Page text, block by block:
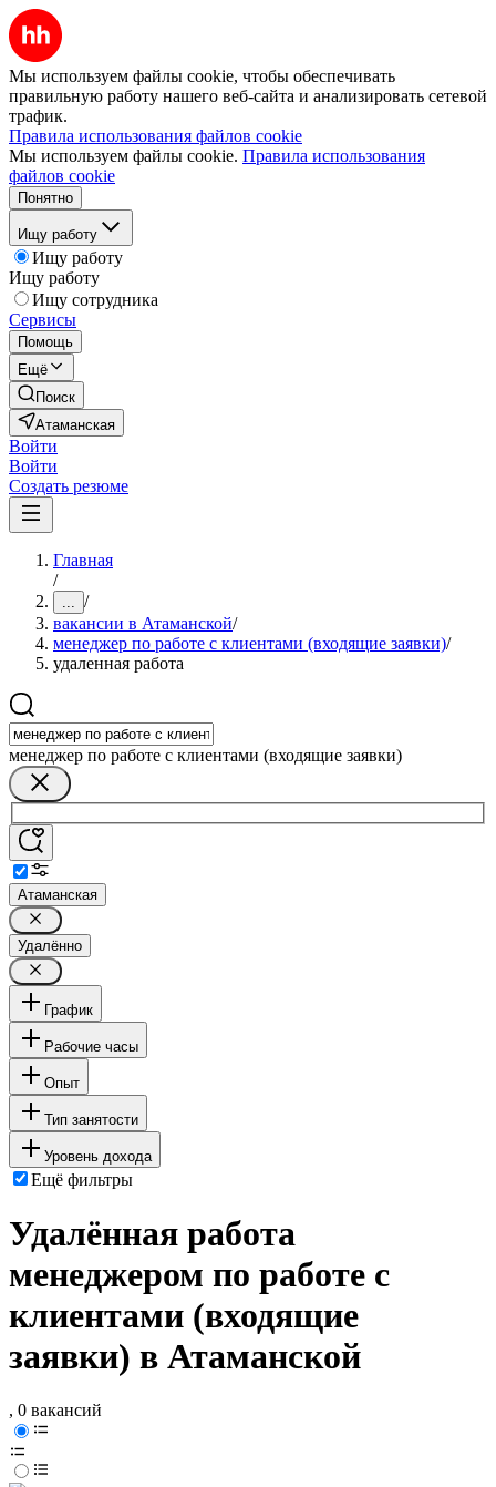
Мы используем файлы cookie, чтобы обеспечивать
правильную работу нашего веб-сайта и анализировать сетевой
трафик.
Правила использования файлов cookie
Мы используем файлы cookie. Правила использования
файлов cookie
Понятно
Ищу работу
Ищу работу
Ищу работу
Ищу сотрудника
Сервисы
Помощь
Ещё
Поиск
Атаманская
Войти
Войти
Создать резюме
Главная
/
... /
вакансии в Атаманской/
менеджер по работе с клиентами (входящие заявки)/
удаленная работа
менеджер по работе с клиентами (входящие заявки)
Атаманская
Удалённо
График
Рабочие часы
Опыт
Тип занятости
Уровень дохода
Ещё фильтры
Удалённая работа
менеджером по работе с
клиентами (входящие
заявки) в Атаманской
, 0 вакансий